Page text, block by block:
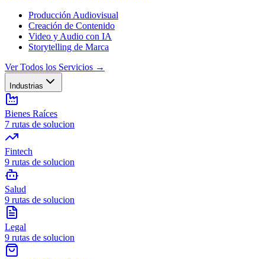
Producción Audiovisual
Creación de Contenido
Video y Audio con IA
Storytelling de Marca
Ver Todos los Servicios →
Industrias
Bienes Raíces
7 rutas de solucion
Fintech
9 rutas de solucion
Salud
9 rutas de solucion
Legal
9 rutas de solucion